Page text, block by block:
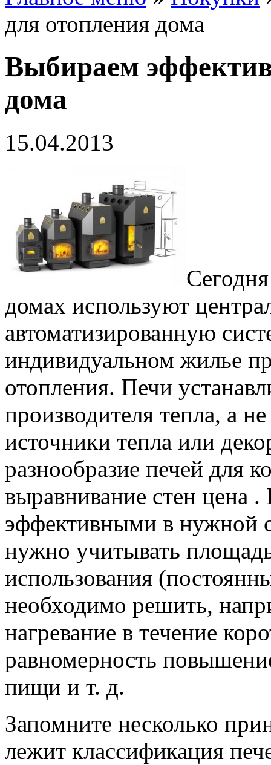
для отопления дома
Выбираем
дома
15.04.2013
домах используют
автоматизированную
индивидуальном жилье
отопления. Печи
производителя тепла, а
источники тепла или
разнообразие печей для
выравнивание стен цена
эффективными в нужной
нужно учитывать
использования
необходимо решить,
нагревание в течение
равномерность
пищи и т. д.
Запомните несколько
лежит классификация